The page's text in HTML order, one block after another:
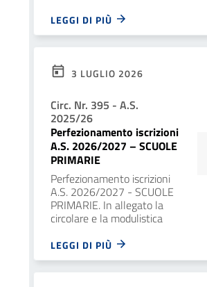
LEGGI DI PIÙ
3 LUGLIO 2026
Circ. Nr. 395 - A.S.
2025/26
Perfezionamento iscrizioni
A.S. 2026/2027 – SCUOLE
PRIMARIE
Perfezionamento iscrizioni
A.S. 2026/2027 - SCUOLE
PRIMARIE. In allegato la
circolare e la modulistica
LEGGI DI PIÙ